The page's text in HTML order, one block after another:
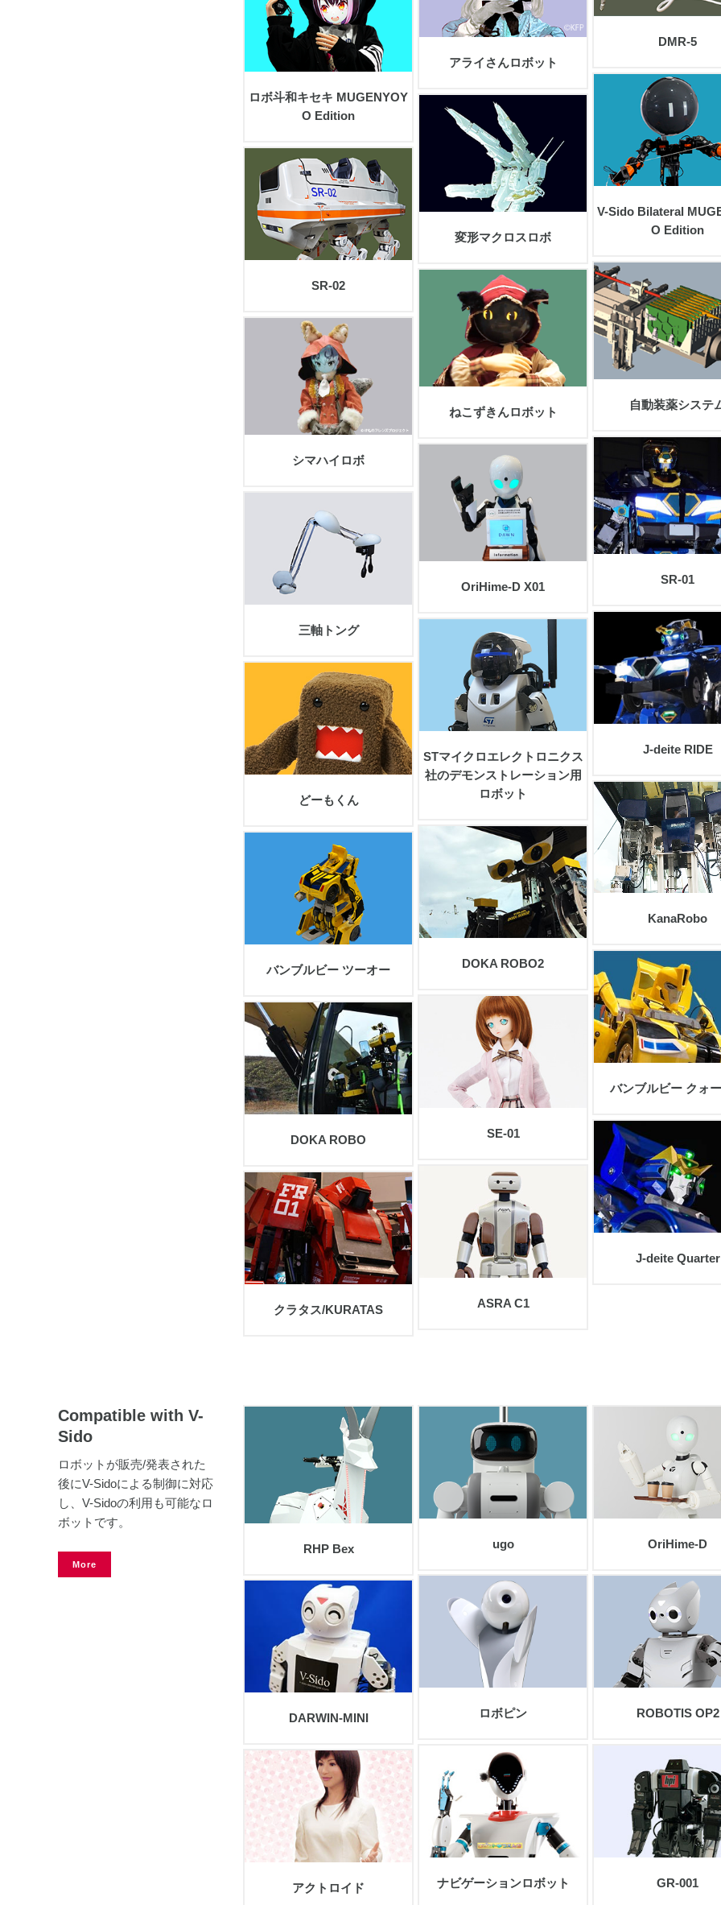
DMR-5
アライさんロボット
view
ロボ斗和キセキ MUGENYOY
O Edition
view
V-Sido Bilateral
O Edition
view
変形マクロスロボ
view
SR-02
view
自動装薬システ
view
ねこずきんロボット
view
シマハイロボ
view
SR-01
view
OriHime-D X01
三軸トング
view
J-deite RIDE
view
STマイクロエレクトロニクス
社のデモンストレーション用
ロボット
view
どーもくん
view
KanaRobo
view
DOKA ROBO2
view
バンブルビー ツーオー
view
バンブルビー クォ
view
SE-01
view
DOKA ROBO
view
J-deite Quarter
ASRA C1
view
クラタス/KURATAS
Compatible with V-
Sido
ロボットが販売/発表された
後にV-Sidoによる制御に対応
し、V-Sidoの利用も可能なロ
ボットです。
More
view
RHP Bex
view
ugo
view
OriHime-D
view
ロボピン
view
ROBOTIS OP2
view
DARWIN-MINI
view
ナビゲーションロボット
view
GR-001
view
アクトロイド